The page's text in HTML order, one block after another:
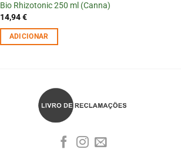
Bio Rhizotonic 250 ml (Canna)
14,94€
ADICIONAR